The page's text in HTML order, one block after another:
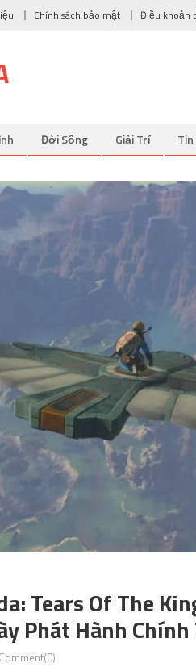
Chính sách bảo mật Điều khoản
Đời Sống Giải Trí
Tears Of The
Phát Hành
Comment(0)